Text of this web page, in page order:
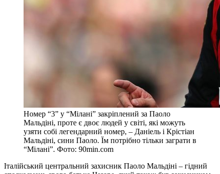
Номер “3” у “Мілані” закріплений за Паоло
Мальдіні, проте є двоє людей у світі, які можуть
узяти собі легендарний номер, – Даніель і Крістіан
Мальдіні, сини Паоло. Їм потрібно тільки заграти в
“Мілані”. Фото: 90min.com
Італійський центральний захисник Паоло Мальдіні – гідний